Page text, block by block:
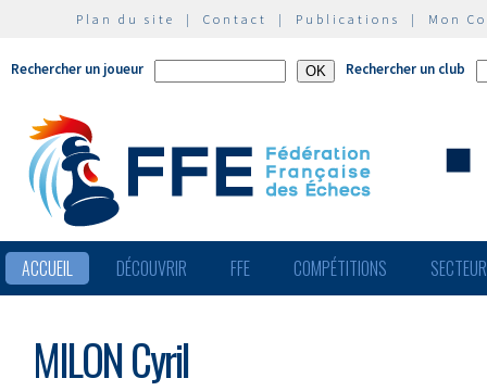
Plan du site | Contact | Publications | Mon
Rechercher un joueur Rechercher un club
ACCUEIL DÉCOUVRIR FFE COMPÉTITIONS
MILON Cyril